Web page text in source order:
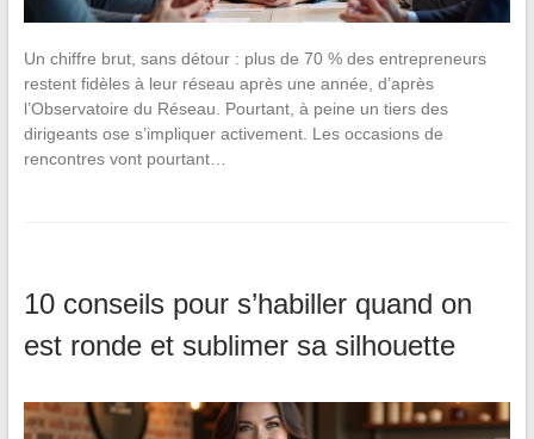
Un chiffre brut, sans détour : plus de 70 % des entrepreneurs
restent fidèles à leur réseau après une année, d’après
l’Observatoire du Réseau. Pourtant, à peine un tiers des
dirigeants ose s’impliquer activement. Les occasions de
rencontres vont pourtant…
10 conseils pour s’habiller quand on
est ronde et sublimer sa silhouette